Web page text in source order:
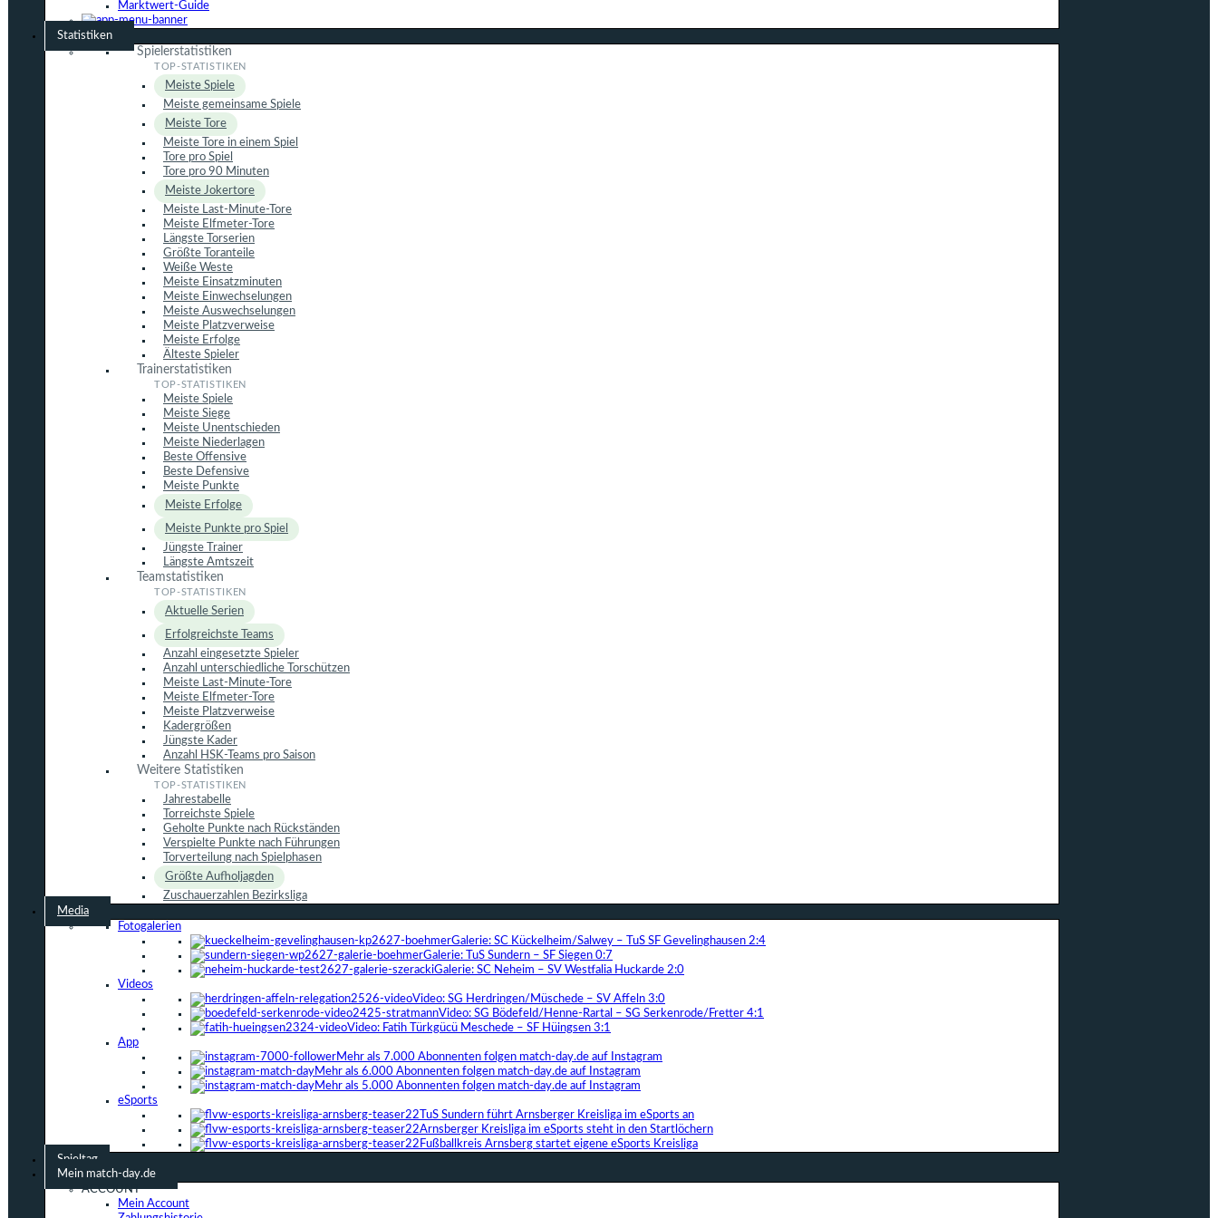
Marktwert-Guide
Statistiken
Spielerstatistiken
Meiste Spiele
Meiste gemeinsame Spiele
Meiste Tore
Meiste Tore in einem Spiel
Tore pro Spiel
Tore pro 90 Minuten
Meiste Jokertore
Meiste Last-Minute-Tore
Meiste Elfmeter-Tore
Längste Torserien
Größte Toranteile
Weiße Weste
Meiste Einsatzminuten
Meiste Einwechselungen
Meiste Auswechselungen
Meiste Platzverweise
Meiste Erfolge
Älteste Spieler
Trainerstatistiken
Meiste Spiele
Meiste Siege
Meiste Unentschieden
Meiste Niederlagen
Beste Offensive
Beste Defensive
Meiste Punkte
Meiste Erfolge
Meiste Punkte pro Spiel
Jüngste Trainer
Längste Amtszeit
Teamstatistiken
Aktuelle Serien
Erfolgreichste Teams
Anzahl eingesetzte Spieler
Anzahl unterschiedliche Torschützen
Meiste Last-Minute-Tore
Meiste Elfmeter-Tore
Meiste Platzverweise
Kadergrößen
Jüngste Kader
Anzahl HSK-Teams pro Saison
Weitere Statistiken
Jahrestabelle
Torreichste Spiele
Geholte Punkte nach Rückständen
Verspielte Punkte nach Führungen
Torverteilung nach Spielphasen
Größte Aufholjagden
Zuschauerzahlen Bezirksliga
Media
Fotogalerien
Galerie: SC Kückelheim/Salwey – TuS SF Gevelinghausen 2:4
Galerie: TuS Sundern – SF Siegen 0:7
Galerie: SC Neheim – SV Westfalia Huckarde 2:0
Videos
Video: SG Herdringen/Müschede – SV Affeln 3:0
Video: SG Bödefeld/Henne-Rartal – SG Serkenrode/Fretter 4:1
Video: Fatih Türkgücü Meschede – SF Hüingsen 3:1
App
Mehr als 7.000 Abonnenten folgen match-day.de auf Instagram
Mehr als 6.000 Abonnenten folgen match-day.de auf Instagram
Mehr als 5.000 Abonnenten folgen match-day.de auf Instagram
eSports
TuS Sundern führt Arnsberger Kreisliga im eSports an
Arnsberger Kreisliga im eSports steht in den Startlöchern
Fußballkreis Arnsberg startet eigene eSports Kreisliga
Spieltag
Mein match-day.de
ACCOUNT
Mein Account